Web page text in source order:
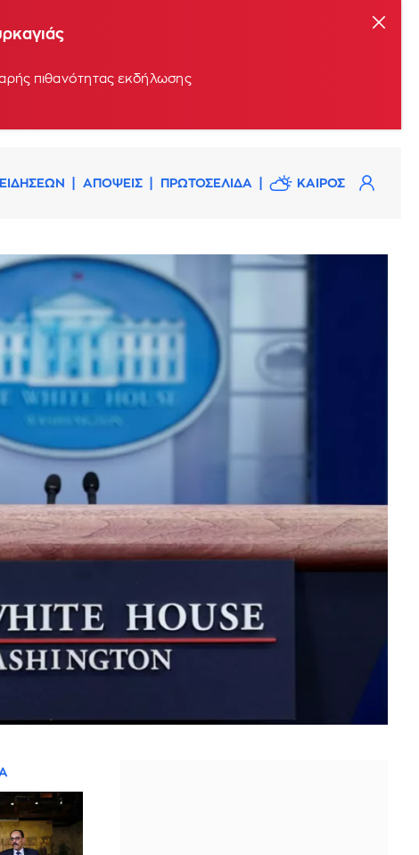
πιθανότητας εκδήλωσης
ΑΠΟΨΕΙΣ ΠΡΩΤΟΣΕΛΙΔΑ ΚΑΙΡΟΣ